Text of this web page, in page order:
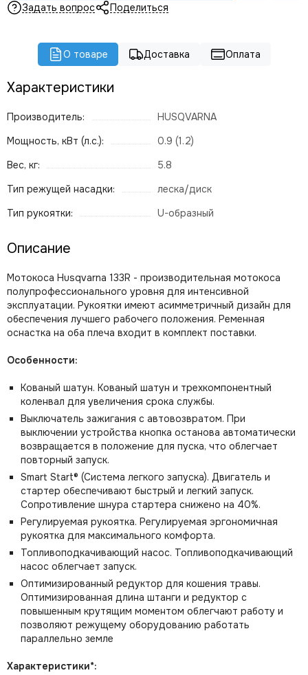
Задать вопрос Поделиться
О товаре Доставка Оплата
Характеристики
Производитель:
HUSQVARNA
Мощность, кВт (л.с.):
0.9 (1.2)
Вес, кг:
5.8
Тип режущей насадки:
леска/диск
Тип рукоятки:
U-образный
Описание
Мотокоса Husqvarna 133R - производительная мотокоса
полупрофессионального уровня для интенсивной
эксплуатации. Рукоятки имеют асимметричный дизайн для
обеспечения лучшего рабочего положения. Ременная
оснастка на оба плеча входит в комплект поставки.
Особенности:
Кованый шатун. Кованый шатун и трехкомпонентный
коленвал для увеличения срока службы.
Выключатель зажигания с автовозвратом. При
выключении устройства кнопка останова автоматически
возвращается в положение для пуска, что облегчает
повторный запуск.
Smart Start® (Система легкого запуска). Двигатель и
стартер обеспечивают быстрый и легкий запуск.
Сопротивление шнура стартера снижено на 40%.
Регулируемая рукоятка. Регулируемая эргономичная
рукоятка для максимального комфорта.
Топливоподкачивающий насос. Топливоподкачивающий
насос облегчает запуск.
Оптимизированный редуктор для кошения травы.
Оптимизированная длина штанги и редуктор с
повышенным крутящим моментом облегчают работу и
позволяют режущему оборудованию работать
параллельно земле
Характеристики*: